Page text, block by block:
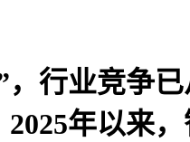
行业竞争已
年以来